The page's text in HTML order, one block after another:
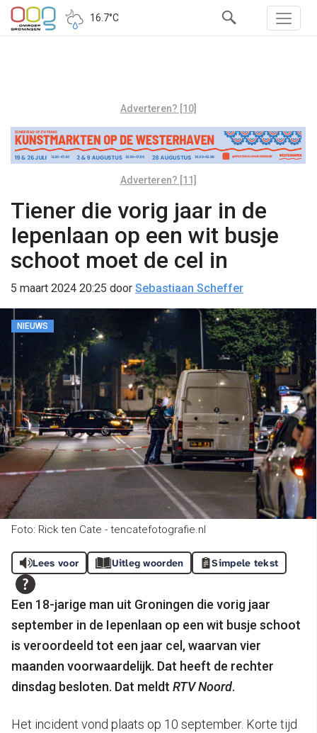
16.7°C
Adverteren? [10]
Adverteren? [11]
Tiener die vorig jaar in de
Iepenlaan op een wit busje
schoot moet de cel in
5 maart 2024 20:25 door Sebastiaan Scheffer
NIEUWS
Foto: Rick ten Cate - tencatefotografie.nl
Lees voor Uitleg woorden Simpele tekst
Een 18-jarige man uit Groningen die vorig jaar
september in de Iepenlaan op een wit busje schoot
is veroordeeld tot een jaar cel, waarvan vier
maanden voorwaardelijk. Dat heeft de rechter
dinsdag besloten. Dat meldt RTV Noord.
Het incident vond plaats op 10 september. Korte tijd